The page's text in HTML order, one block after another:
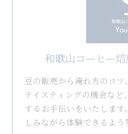
和歌山コーヒー
豆の販売から淹れ方のコ
テイスティングの機会な
するお手伝いをいたしま
しみながら体験できるよう